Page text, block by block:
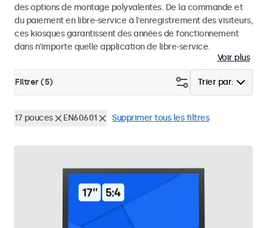
des options de montage polyvalentes. De la commande et
du paiement en libre-service à l'enregistrement des visiteurs,
ces kiosques garantissent des années de fonctionnement
dans n'importe quelle application de libre-service.
Voir plus
Trier par:
Filtrer (5)
17 pouces EN60601 Supprimer tous les filtres